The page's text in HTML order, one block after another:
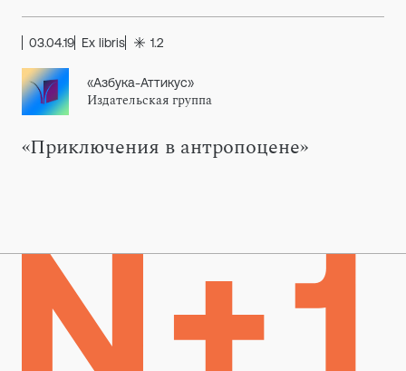
03.04.19 Ex libris 1.2
«Азбука-Аттикус»
Издательская группа
«Приключения в антропоцене»